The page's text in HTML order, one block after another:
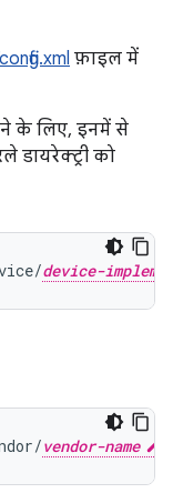
फ़ाइल में
के लिए, इनमें से
को
device-
vendor-name